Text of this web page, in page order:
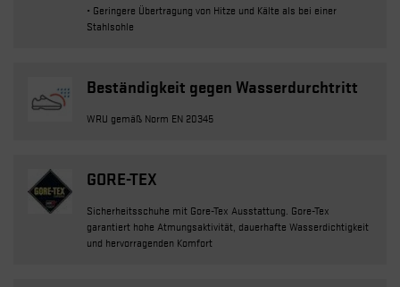
• Geringere Übertragung von Hitze und Kälte als bei einer
Stahlsohle
Beständigkeit gegen Wasserdurchtritt
WRU gemäß Norm EN 20345
GORE-TEX
Sicherheitsschuhe mit Gore-Tex Ausstattung. Gore-Tex
garantiert hohe Atmungsaktivität, dauerhafte Wasserdichtigkeit
und hervorragenden Komfort